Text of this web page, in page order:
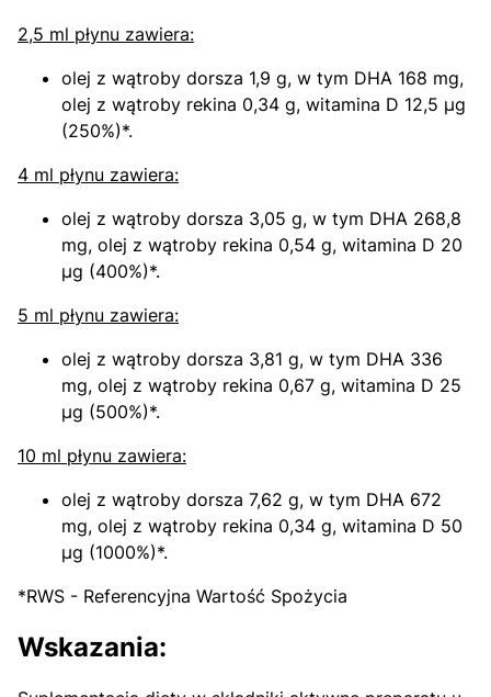
2,5 ml płynu zawiera:
olej z wątroby dorsza 1,9 g, w tym DHA 168 mg,
olej z wątroby rekina 0,34 g, witamina D 12,5 µg
(250%)*.
4 ml płynu zawiera:
olej z wątroby dorsza 3,05 g, w tym DHA 268,8
mg, olej z wątroby rekina 0,54 g, witamina D 20
µg (400%)*.
5 ml płynu zawiera:
olej z wątroby dorsza 3,81 g, w tym DHA 336
mg, olej z wątroby rekina 0,67 g, witamina D 25
µg (500%)*.
10 ml płynu zawiera:
olej z wątroby dorsza 7,62 g, w tym DHA 672
mg, olej z wątroby rekina 0,34 g, witamina D 50
µg (1000%)*.
*RWS - Referencyjna Wartość Spożycia
Wskazania: